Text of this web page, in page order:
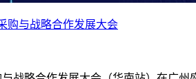
购与战略合作发展大会